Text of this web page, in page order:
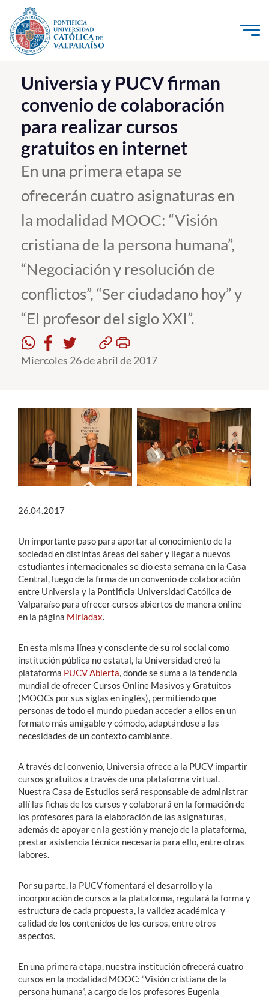
Click acá para ir directamente al contenido
La Universidad
Investigación, Creación e Innovación
PUCV Internacional
Vinculación con el Medio
Admisión
Pregrado
Postgrado
Formación Continua
Estudiantes
Académicos
Funcionarios
Universia y PUCV firman
convenio de colaboración
para realizar cursos
gratuitos en internet
En una primera etapa se
ofrecerán cuatro asignaturas en
la modalidad MOOC: “Visión
cristiana de la persona humana”,
“Negociación y resolución de
conflictos”, “Ser ciudadano hoy” y
“El profesor del siglo XXI”.
Miercoles 26 de abril de 2017
26.04.2017
Un importante paso para aportar al conocimiento de la
sociedad en distintas áreas del saber y llegar a nuevos
estudiantes internacionales se dio esta semana en la Casa
Central, luego de la firma de un convenio de colaboración
entre Universia y la Pontificia Universidad Católica de
Valparaíso para ofrecer cursos abiertos de manera online
en la página Miriadax.
En esta misma línea y consciente de su rol social como
institución pública no estatal, la Universidad creó la
plataforma PUCV Abierta, donde se suma a la tendencia
mundial de ofrecer Cursos Online Masivos y Gratuitos
(MOOCs por sus siglas en inglés), permitiendo que
personas de todo el mundo puedan acceder a ellos en un
formato más amigable y cómodo, adaptándose a las
necesidades de un contexto cambiante.
A través del convenio, Universia ofrece a la PUCV impartir
cursos gratuitos a través de una plataforma virtual.
Nuestra Casa de Estudios será responsable de administrar
allí las fichas de los cursos y colaborará en la formación de
los profesores para la elaboración de las asignaturas,
además de apoyar en la gestión y manejo de la plataforma,
prestar asistencia técnica necesaria para ello, entre otras
labores.
Por su parte, la PUCV fomentará el desarrollo y la
incorporación de cursos a la plataforma, regulará la forma y
estructura de cada propuesta, la validez académica y
calidad de los contenidos de los cursos, entre otros
aspectos.
En una primera etapa, nuestra institución ofrecerá cuatro
cursos en la modalidad MOOC: “Visión cristiana de la
persona humana”, a cargo de los profesores Eugenia